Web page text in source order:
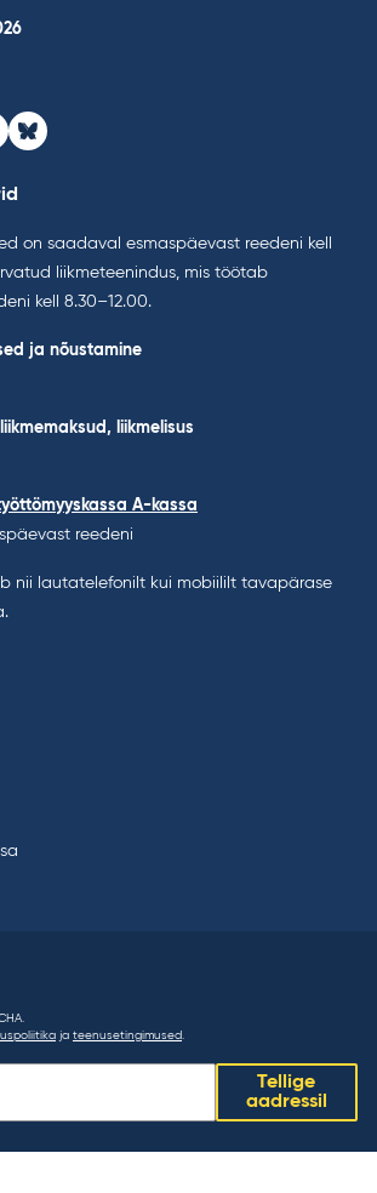
Bluesky
on saadaval esmaspäevast reedeni kell
liikmeteenindus, mis töötab
kell 8.30–12.00.
ja nõustamine
liikmelisus
A-kassa
reedeni
nii lautatelefonilt kui mobiililt tavapärase
ja teenusetingimused.
Tellige
aadressil